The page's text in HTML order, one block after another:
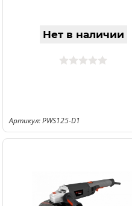
Нет в наличии
Артикул: РWS125-D1